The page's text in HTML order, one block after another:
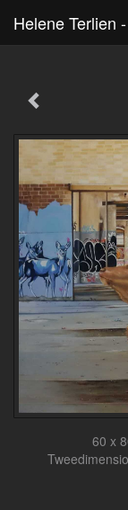
Helene Terlien
60 x